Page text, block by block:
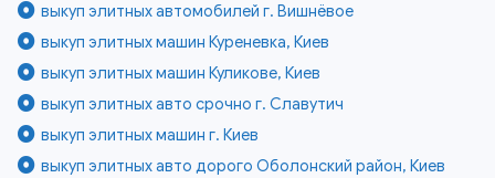
выкуп элитных автомобилей г. Вишнёвое
выкуп элитных машин Куреневка, Киев
выкуп элитных машин Куликове, Киев
выкуп элитных авто срочно г. Славутич
выкуп элитных машин г. Киев
выкуп элитных авто дорого Оболонский район, Киев